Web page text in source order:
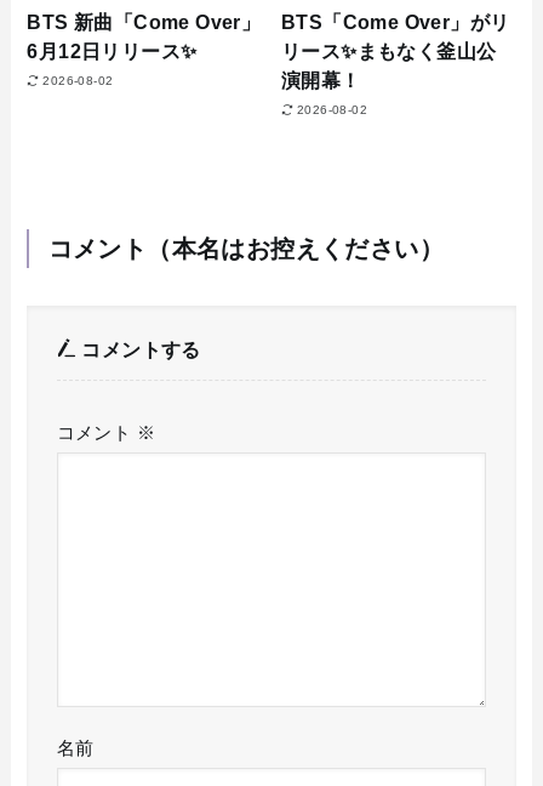
BTS 新曲「Come Over」
6月12日リリース✨
2026-08-02
BTS「Come Over」がリ
リース✨まもなく釜山公
演開幕！
2026-08-02
コメント（本名はお控えください）
コメントする
コメント ※
名前